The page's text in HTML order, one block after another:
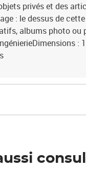
privés et des
: le dessus de
albums photo ou
: